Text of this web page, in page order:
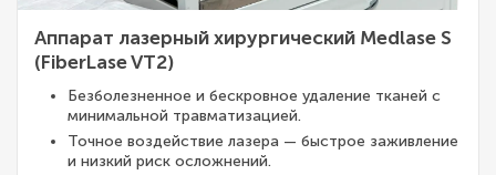
Аппарат лазерный хирургический Medlase S
(FiberLase VT2)
Безболезненное и бескровное удаление тканей с
минимальной травматизацией.
Точное воздействие лазера — быстрое заживление
и низкий риск осложнений.